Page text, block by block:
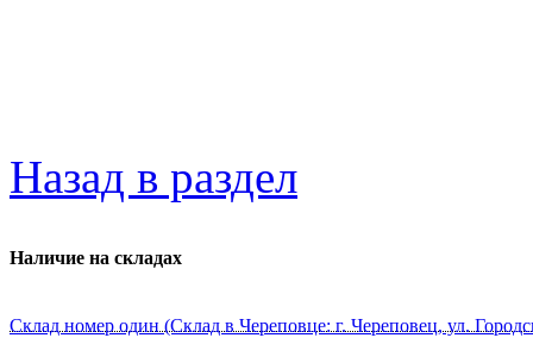
Назад в раздел
Наличие на складах
Склад номер один (Склад в Череповце: г. Череповец, ул.